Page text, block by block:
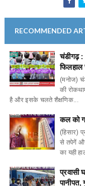
RECOMMENDED
चंडीगढ़
फिलहाल
(मनोज)
की
है और इसके चलते शैक्षणिक...
कल को
(हिसार)
से तपेगें
का यही
प्रवासी